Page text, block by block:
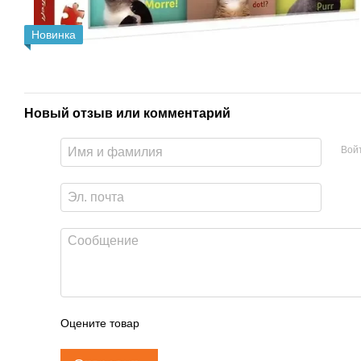
Новинка
Новый отзыв или комментарий
Оцените товар